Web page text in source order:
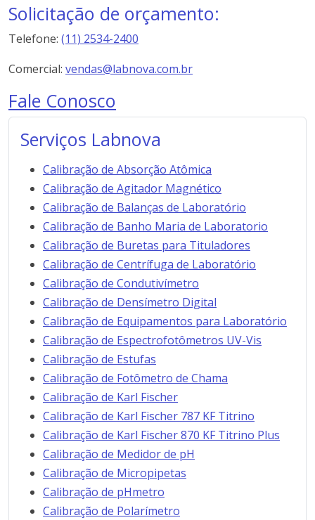
Solicitação de orçamento:
Telefone: (11) 2534-2400
Comercial: vendas@labnova.com.br
Fale Conosco
Serviços Labnova
Calibração de Absorção Atômica
Calibração de Agitador Magnético
Calibração de Balanças de Laboratório
Calibração de Banho Maria de Laboratorio
Calibração de Buretas para Tituladores
Calibração de Centrífuga de Laboratório
Calibração de Condutivímetro
Calibração de Densímetro Digital
Calibração de Equipamentos para Laboratório
Calibração de Espectrofotômetros UV-Vis
Calibração de Estufas
Calibração de Fotômetro de Chama
Calibração de Karl Fischer
Calibração de Karl Fischer 787 KF Titrino
Calibração de Karl Fischer 870 KF Titrino Plus
Calibração de Medidor de pH
Calibração de Micropipetas
Calibração de pHmetro
Calibração de Polarímetro